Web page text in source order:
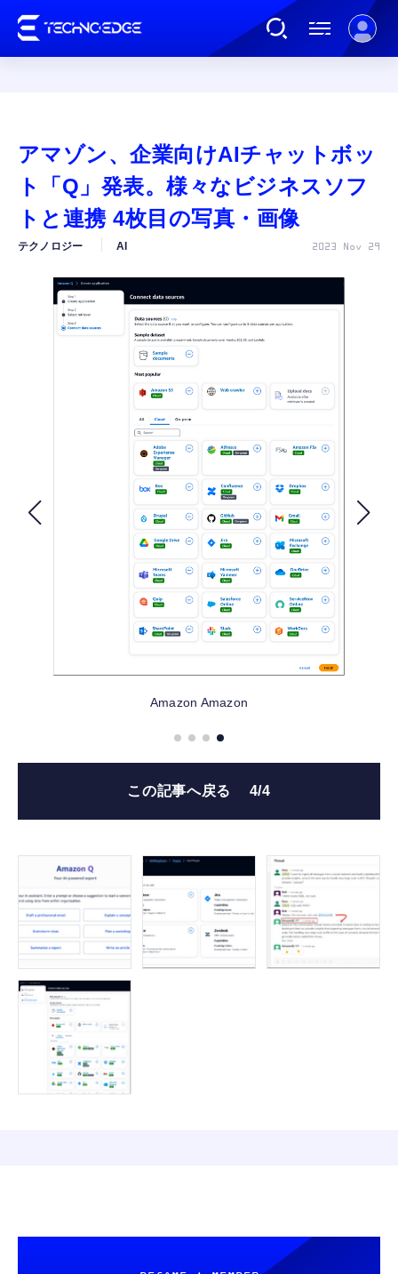
AI
ガジェット
カルチャー
公式ストア
FOLLOW US
アマゾン、企業向けAIチャットボッ
ト「Q」発表。様々なビジネスソフ
トと連携 4枚目の写真・画像
テクノロジー AI 2023 Nov 29
Amazon Amazon
この記事へ戻る 4/4